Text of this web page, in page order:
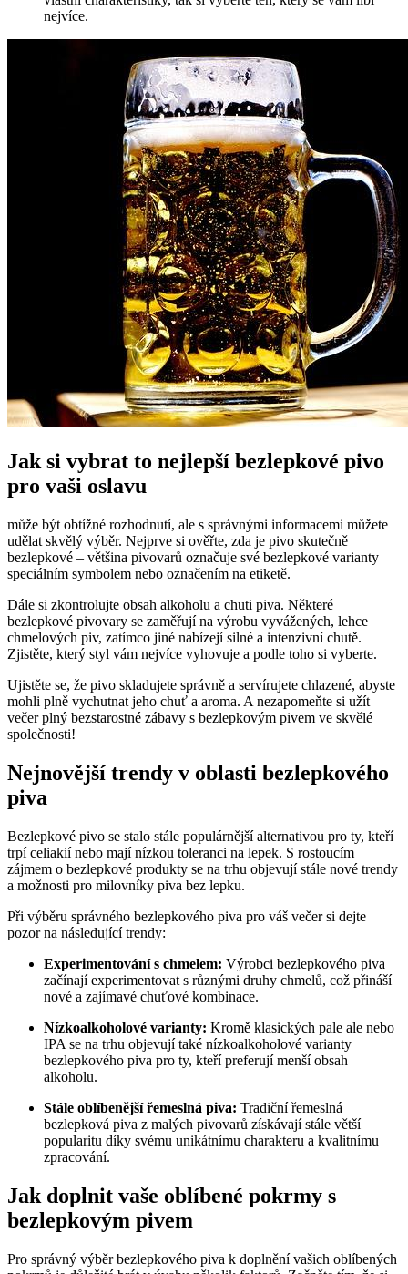
nejvíce.
Jak si vybrat to nejlepší bezlepkové pivo
pro vaši oslavu
může být obtížné rozhodnutí, ale s správnými informacemi můžete
udělat skvělý výběr. Nejprve si ověřte, zda je pivo skutečně
bezlepkové – většina pivovarů označuje své bezlepkové varianty
speciálním symbolem nebo označením na etiketě.
Dále si zkontrolujte obsah alkoholu a chuti piva. Některé
bezlepkové pivovary se zaměřují na výrobu vyvážených, lehce
chmelových piv, zatímco jiné nabízejí silné a intenzivní chutě.
Zjistěte, který styl vám nejvíce vyhovuje a podle toho si vyberte.
Ujistěte se, že pivo skladujete správně a servírujete chlazené, abyste
mohli plně vychutnat jeho chuť a aroma. A nezapomeňte si užít
večer plný bezstarostné zábavy s bezlepkovým pivem ve skvělé
společnosti!
Nejnovější trendy v oblasti bezlepkového
piva
Bezlepkové pivo se stalo stále populárnější alternativou pro ty, kteří
trpí celiakií nebo mají nízkou toleranci na lepek. S rostoucím
zájmem o bezlepkové produkty se na trhu objevují stále nové trendy
a možnosti pro milovníky piva bez lepku.
Při výběru správného bezlepkového piva pro váš večer si dejte
pozor na následující trendy:
Experimentování s chmelem: Výrobci bezlepkového piva
začínají experimentovat s různými druhy chmelů, což přináší
nové a zajímavé chuťové kombinace.
Nízkoalkoholové varianty: Kromě klasických pale ale nebo
IPA se na trhu objevují také nízkoalkoholové varianty
bezlepkového piva pro ty, kteří preferují menší obsah
alkoholu.
Stále oblíbenější řemeslná piva: Tradiční řemeslná
bezlepková piva z malých pivovarů získávají stále větší
popularitu díky svému unikátnímu charakteru a kvalitnímu
zpracování.
Jak doplnit vaše oblíbené pokrmy s
bezlepkovým pivem
Pro správný výběr bezlepkového piva k doplnění vašich oblíbených